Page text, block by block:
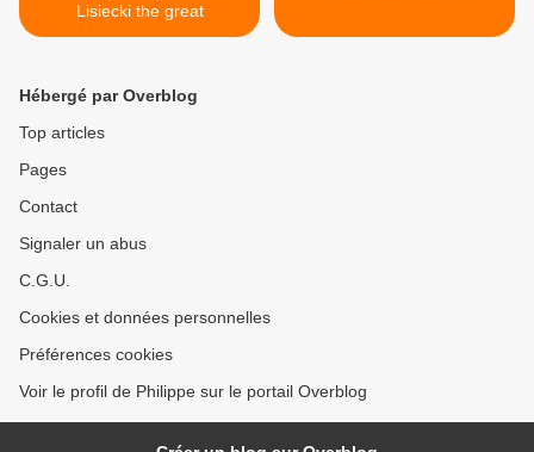
Lisiecki the great
Hébergé par Overblog
Top articles
Pages
Contact
Signaler un abus
C.G.U.
Cookies et données personnelles
Préférences cookies
Voir le profil de Philippe sur le portail Overblog